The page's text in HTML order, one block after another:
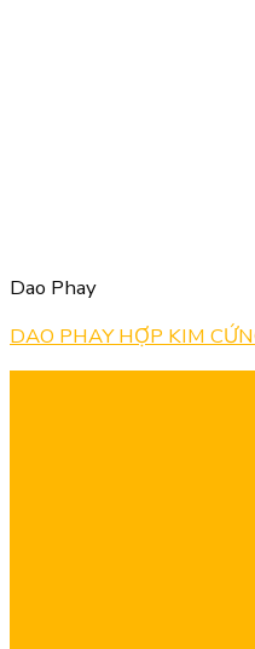
Dao Phay
DAO PHAY HỢP KIM